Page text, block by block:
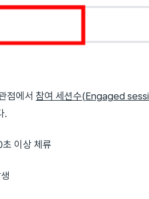
점에서 참여 세션수(Engaged
.
이상 체류